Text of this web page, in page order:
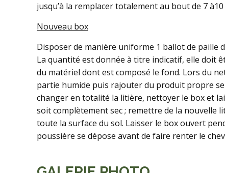
jusqu’à la remplacer totalement au bout de 7
Nouveau box
Disposer de manière uniforme 1 ballot de paille
La quantité est donnée à titre indicatif, elle doit
du matériel dont est composé le fond. Lors du
partie humide puis rajouter du produit propre
changer en totalité la litière, nettoyer le box et
soit complètement sec ; remettre de la nouvelle
toute la surface du sol. Laisser le box ouvert
poussière se dépose avant de faire renter le